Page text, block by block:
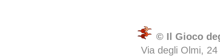
© Il Gioco
Via degli Olmi,